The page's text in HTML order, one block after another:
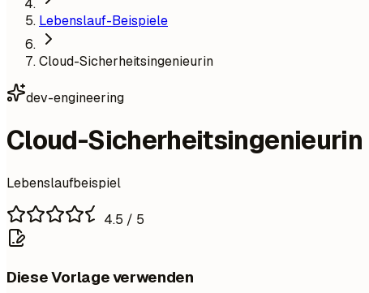
Lebenslauf-Beispiele
Cloud-Sicherheitsingenieurin
dev-engineering
Cloud-Sicherheitsingenieurin
Lebenslaufbeispiel
4.5 / 5
Diese Vorlage verwenden